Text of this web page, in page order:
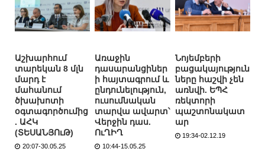
Աշխարհում
տարեկան 8 մլն
մարդ է
մահանում
ծխախոտի
օգտագործումից
. ԱՀԿ
(ՏԵՍԱՆՅՈւԹ)
20:07-30.05.25
Առաջին
դասարանցիներ
ի հայտագրում և
ընդունելություն,
ուսումնական
տարվա ավարտ՝
Վերջին դաս.
ՈւՂԻՂ
10:44-15.05.25
Նոյեմբերի
բացակայություն
ները հաշվի չեն
առնվի. ԵՊՀ
ռեկտորի
պաշտոնակատ
ար
19:34-02.12.19